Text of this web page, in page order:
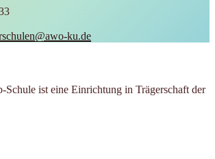
ku.de
Schule ist eine Einrichtung in Trägerschaft der